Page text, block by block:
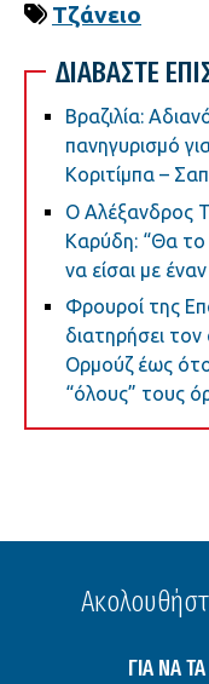
Τζάνειο
ΔΙΑΒΑΣΤΕ
Βραζιλία:
πανηγυρισμό
Κοριτίμπα –
Ο Αλέξανδρος
Καρύδη: “Θα το
να είσαι με
Φρουροί της
διατηρήσει
Ορμούζ έως
“όλους” τους
ΓΙΑ ΝΑ